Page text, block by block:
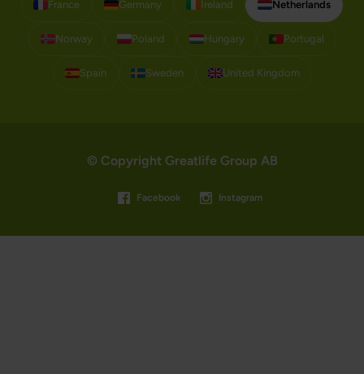
France Germany Ireland Netherlands
Norway Poland Hungary Portugal
Spain Sweden United Kingdom
© Copyright Greatlife Group AB
Facebook Instagram